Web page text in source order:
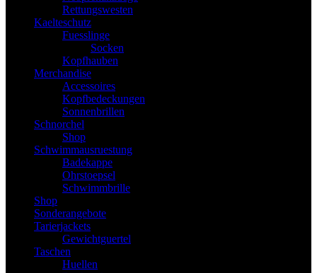
Rettungswesten
Kaelteschutz
Fuesslinge
Socken
Kopfhauben
Merchandise
Accessoires
Kopfbedeckungen
Sonnenbrillen
Schnorchel
Shop
Schwimmausruestung
Badekappe
Ohrstoepsel
Schwimmbrille
Shop
Sonderangebote
Tarierjackets
Gewichtguertel
Taschen
Huellen